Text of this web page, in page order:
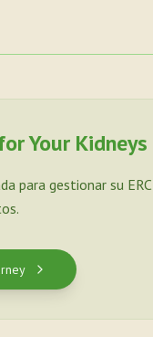
Your Kidneys
para gestionar su